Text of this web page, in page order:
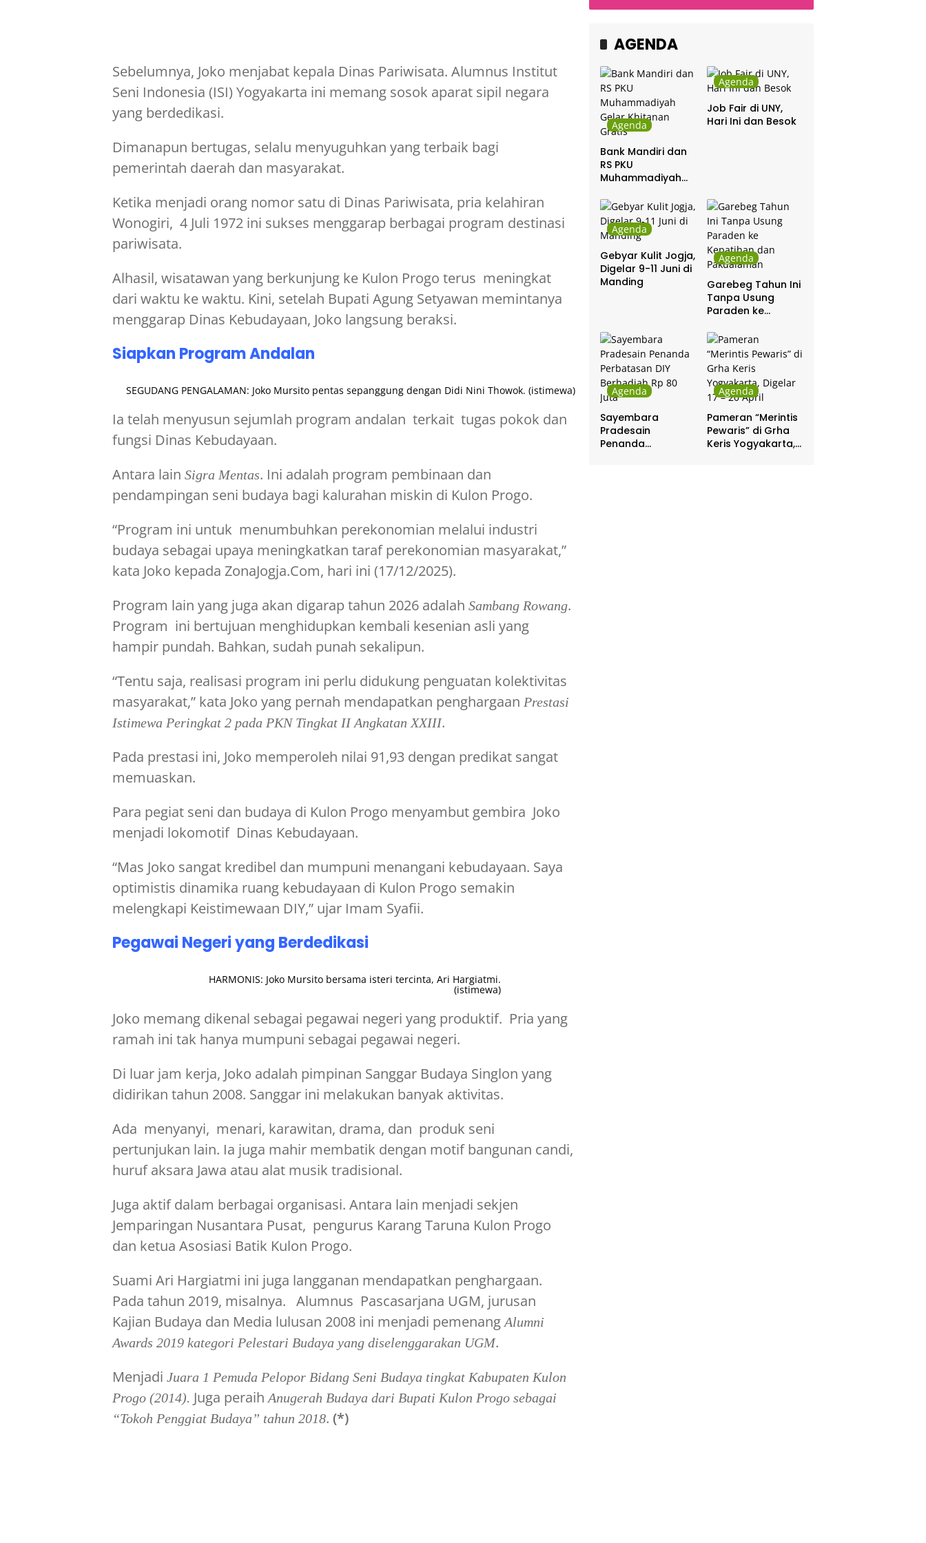
Sebelumnya, Joko menjabat kepala Dinas Pariwisata. Alumnus Institut
Seni Indonesia (ISI) Yogyakarta ini memang sosok aparat sipil negara
yang berdedikasi.
Dimanapun bertugas, selalu menyuguhkan yang terbaik bagi
pemerintah daerah dan masyarakat.
Ketika menjadi orang nomor satu di Dinas Pariwisata, pria kelahiran
Wonogiri, 4 Juli 1972 ini sukses menggarap berbagai program destinasi
pariwisata.
Alhasil, wisatawan yang berkunjung ke Kulon Progo terus meningkat
dari waktu ke waktu. Kini, setelah Bupati Agung Setyawan memintanya
menggarap Dinas Kebudayaan, Joko langsung beraksi.
Siapkan Program Andalan
SEGUDANG PENGALAMAN: Joko Mursito pentas sepanggung dengan Didi Nini Thowok. (istimewa)
Ia telah menyusun sejumlah program andalan terkait tugas pokok dan
fungsi Dinas Kebudayaan.
Antara lain Sigra Mentas. Ini adalah program pembinaan dan
pendampingan seni budaya bagi kalurahan miskin di Kulon Progo.
“Program ini untuk menumbuhkan perekonomian melalui industri
budaya sebagai upaya meningkatkan taraf perekonomian masyarakat,”
kata Joko kepada ZonaJogja.Com, hari ini (17/12/2025).
Program lain yang juga akan digarap tahun 2026 adalah Sambang Rowang.
Program ini bertujuan menghidupkan kembali kesenian asli yang
hampir pundah. Bahkan, sudah punah sekalipun.
“Tentu saja, realisasi program ini perlu didukung penguatan kolektivitas
masyarakat,” kata Joko yang pernah mendapatkan penghargaan Prestasi
Istimewa Peringkat 2 pada PKN Tingkat II Angkatan XXIII.
Pada prestasi ini, Joko memperoleh nilai 91,93 dengan predikat sangat
memuaskan.
Para pegiat seni dan budaya di Kulon Progo menyambut gembira Joko
menjadi lokomotif Dinas Kebudayaan.
“Mas Joko sangat kredibel dan mumpuni menangani kebudayaan. Saya
optimistis dinamika ruang kebudayaan di Kulon Progo semakin
melengkapi Keistimewaan DIY,” ujar Imam Syafii.
Pegawai Negeri yang Berdedikasi
HARMONIS: Joko Mursito bersama isteri tercinta, Ari Hargiatmi.
(istimewa)
Joko memang dikenal sebagai pegawai negeri yang produktif. Pria yang
ramah ini tak hanya mumpuni sebagai pegawai negeri.
Di luar jam kerja, Joko adalah pimpinan Sanggar Budaya Singlon yang
didirikan tahun 2008. Sanggar ini melakukan banyak aktivitas.
Ada menyanyi, menari, karawitan, drama, dan produk seni
pertunjukan lain. Ia juga mahir membatik dengan motif bangunan candi,
huruf aksara Jawa atau alat musik tradisional.
Juga aktif dalam berbagai organisasi. Antara lain menjadi sekjen
Jemparingan Nusantara Pusat, pengurus Karang Taruna Kulon Progo
dan ketua Asosiasi Batik Kulon Progo.
Suami Ari Hargiatmi ini juga langganan mendapatkan penghargaan.
Pada tahun 2019, misalnya. Alumnus Pascasarjana UGM, jurusan
Kajian Budaya dan Media lulusan 2008 ini menjadi pemenangAlumni
Awards 2019 kategori Pelestari Budaya yang diselenggarakan UGM.
Menjadi Juara 1 Pemuda Pelopor Bidang Seni Budaya tingkat Kabupaten Kulon
Progo (2014). Juga peraihAnugerah Budaya dari Bupati Kulon Progo sebagai
“Tokoh Penggiat Budaya” tahun 2018. (*)
Cakra Khan
AGENDA
Agenda
Bank Mandiri dan
RS PKU
Muhammadiyah
Gratis
Agenda
Job Fair di UNY,
Hari Ini dan Besok
Agenda
Gebyar Kulit Jogja,
Digelar 9-11 Juni di
Manding
Agenda
Garebeg Tahun Ini
Tanpa Usung
Paraden ke
Pakualaman
Agenda
Sayembara
Pradesain
Penanda
Agenda
Pameran “Merintis
Pewaris” di Grha
Keris Yogyakarta,